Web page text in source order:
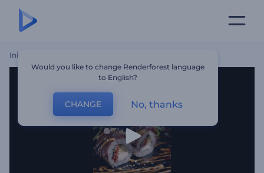
Inicio
Would you like to change Renderforest language
to English?
CHANGE No, thanks